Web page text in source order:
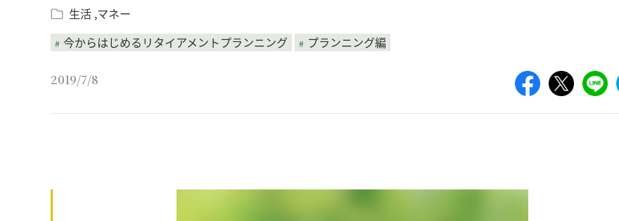
生活 マネー
今からはじめるリタイアメントプランニング
プランニング編
2019/7/8